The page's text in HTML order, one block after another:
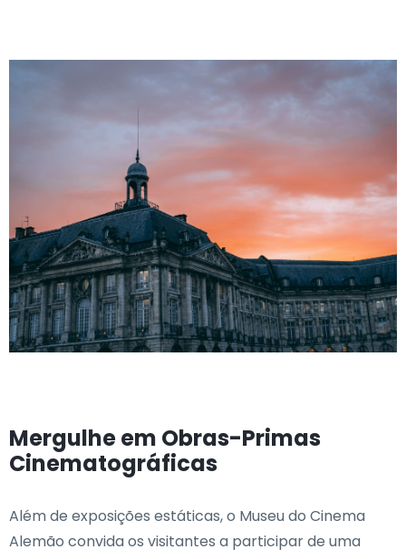
Mergulhe em Obras-Primas
Cinematográficas
Além de exposições estáticas, o Museu do Cinema
Alemão convida os visitantes a participar de uma